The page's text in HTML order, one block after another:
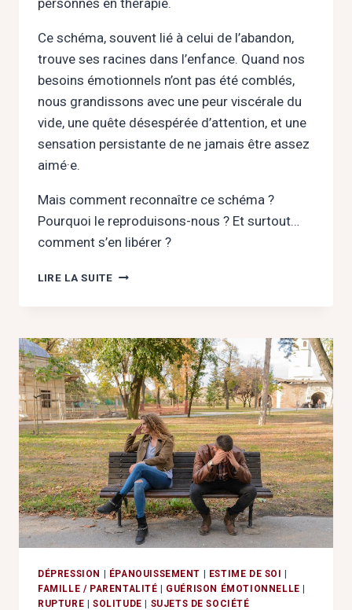
personnes en thérapie.
Ce schéma, souvent lié à celui de l’abandon,
trouve ses racines dans l’enfance. Quand nos
besoins émotionnels n’ont pas été comblés,
nous grandissons avec une peur viscérale du
vide, une quête désespérée d’attention, et une
sensation persistante de ne jamais être assez
aimé·e.
Mais comment reconnaître ce schéma ?
Pourquoi le reproduisons-nous ? Et surtout…
comment s’en libérer ?
LIRE LA SUITEMANQUE
LE
CYCLE
DE
LA
SOUFFRANCE
INVISIBLE
DÉPRESSION ÉPANOUISSEMENT ESTIME DE SOI
FAMILLE / PARENTALITÉ
GUÉRISON ÉMOTIONNELLE
RUPTURE
SOLITUDE SUJETS DE SOCIÉTÉ